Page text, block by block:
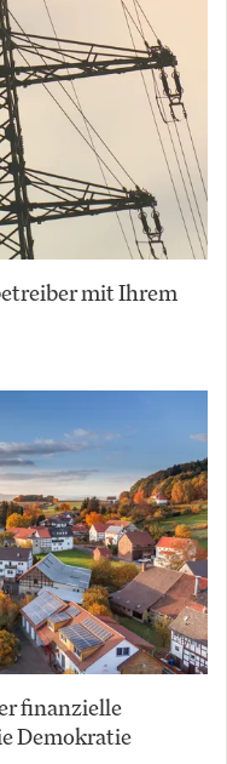
mit Ihrem
finanzielle
Demokratie